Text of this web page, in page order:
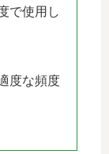
で使用し
度な頻度